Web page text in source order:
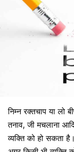
निम्न रक्तचाप या लो
तनाव, जी मचलाना
व्यक्ति को हो सकता